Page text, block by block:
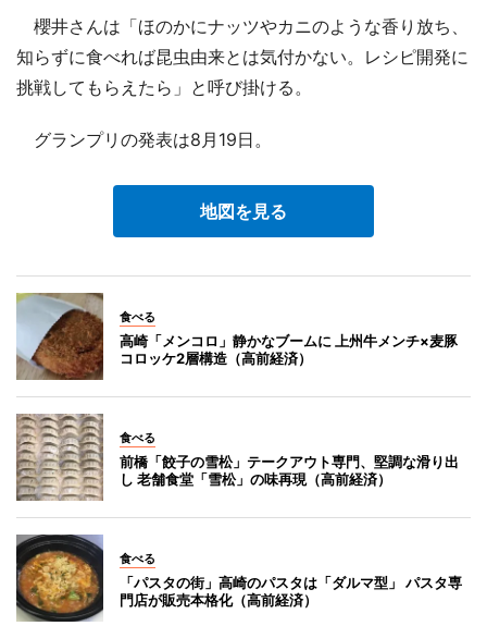
櫻井さんは「ほのかにナッツやカニのような香り放ち、
知らずに食べれば昆虫由来とは気付かない。レシピ開発に
挑戦してもらえたら」と呼び掛ける。
グランプリの発表は8月19日。
地図を見る
食べる
高崎「メンコロ」静かなブームに 上州牛メンチ×麦豚
コロッケ2層構造（高前経済）
食べる
前橋「餃子の雪松」テークアウト専門、堅調な滑り出
し 老舗食堂「雪松」の味再現（高前経済）
食べる
「パスタの街」高崎のパスタは「ダルマ型」 パスタ専
門店が販売本格化（高前経済）